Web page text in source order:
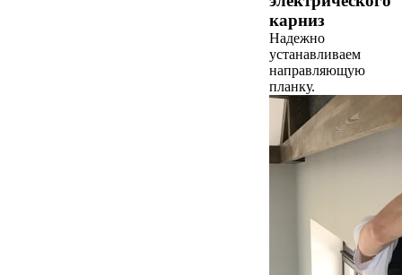
карниз
Надежно
устанавливаем
направляющую
планку.